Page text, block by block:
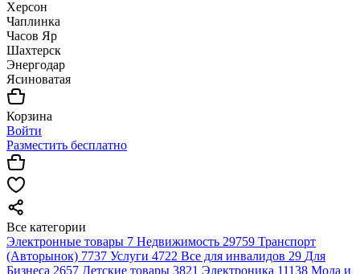
Херсон
Чаплинка
Часов Яр
Шахтерск
Энергодар
Ясиноватая
Корзина
Войти
Разместить бесплатно
Все категории
Электронные товары 7 Недвижимость 29759 Транспорт
(Авторынок) 7737 Услуги 4722 Все для инвалидов 29 Для
Бизнеса 2657 Детские товары 3821 Электроника 11138 Мода и